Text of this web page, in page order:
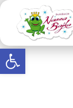
Otwórz pasek narzędzi